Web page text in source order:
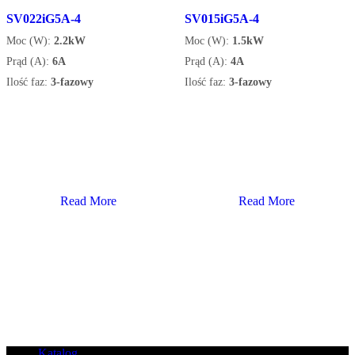
SV022iG5A-4
Moc (W): 2.2kW
Prąd (A): 6A
Ilość faz: 3-fazowy
Read More
SV015iG5A-4
Moc (W): 1.5kW
Prąd (A): 4A
Ilość faz: 3-fazowy
Read More